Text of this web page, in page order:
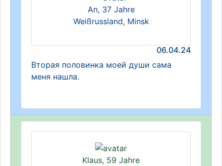
An, 37 Jahre
Weißrussland, Minsk
06.04.24
Вторая половинка моей души сама
меня нашла.
Klaus, 59 Jahre